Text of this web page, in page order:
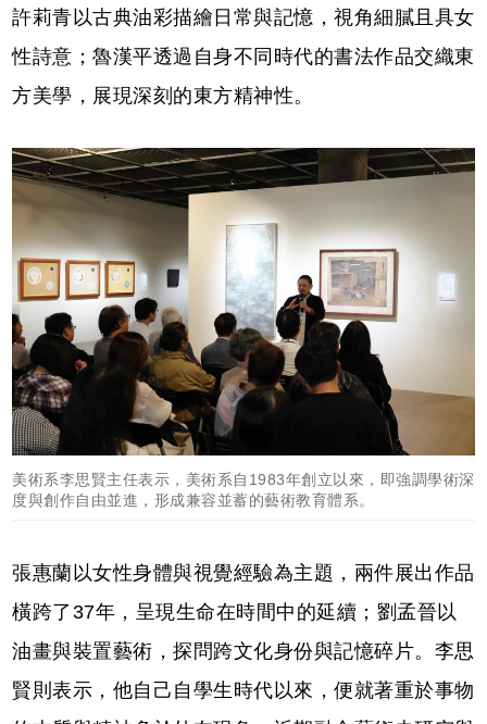
許莉青以古典油彩描繪日常與記憶，視角細膩且具女
性詩意；魯漢平透過自身不同時代的書法作品交織東
方美學，展現深刻的東方精神性。
美術系李思賢主任表示，美術系自1983年創立以來，即強調學術深
度與創作自由並進，形成兼容並蓄的藝術教育體系。
張惠蘭以女性身體與視覺經驗為主題，兩件展出作品
橫跨了37年，呈現生命在時間中的延續；劉孟晉以
油畫與裝置藝術，探問跨文化身份與記憶碎片。李思
賢則表示，他自己自學生時代以來，便就著重於事物